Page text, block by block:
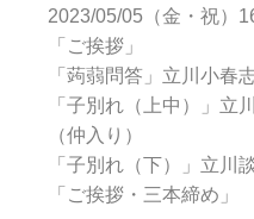
2023/05/05（金・祝）
「ご挨拶」
「蒟蒻問答」立川小春
「子別れ（上中）」立
（仲入り）
「子別れ（下）」立川
「ご挨拶・三本締め」